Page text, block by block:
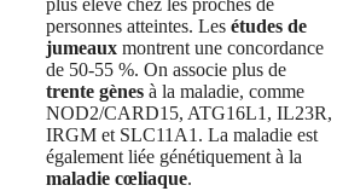
plus élevé chez les proches de
personnes atteintes. Les études de
jumeaux montrent une concordance
de 50-55 %. On associe plus de
trente gènes à la maladie, comme
NOD2/CARD15, ATG16L1, IL23R,
IRGM et SLC11A1. La maladie est
également liée génétiquement à la
maladie cœliaque.